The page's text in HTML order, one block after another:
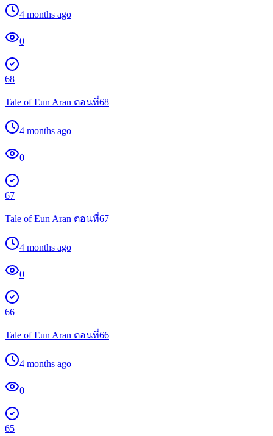
4 months ago
0
68
Tale of Eun Aran ตอนที่68
4 months ago
0
67
Tale of Eun Aran ตอนที่67
4 months ago
0
66
Tale of Eun Aran ตอนที่66
4 months ago
0
65